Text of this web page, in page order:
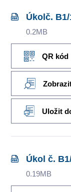
Úkolč.
0.2MB
QR kód
Uložit
Úkol č.
0.19MB